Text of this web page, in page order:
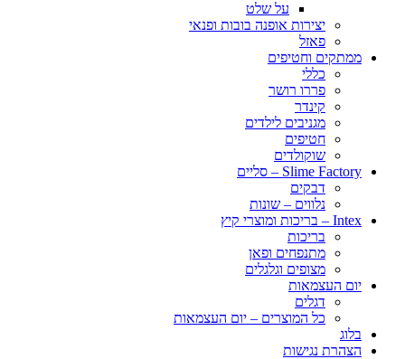
על שלט
יצירות אופנה בובות ופנאי
פאזל
ממתקים וחטיפים
כללי
פררו רושר
קינדר
מגניבים לילדים
חטיפים
שוקולדים
Slime Factory – סליים
דבקים
נלווים – שונות
Intex – בריכות ומוצרי קיץ
בריכות
מתנפחים ופאן
מצופים וגלגלים
יום העצמאות
דגלים
כל המוצרים – יום העצמאות
בלוג
הצהרת נגישות